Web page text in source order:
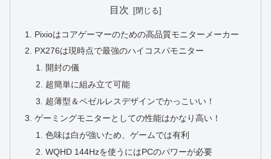
目次
Pixioはコアゲーマーのための高品質モニターメーカー
PX276は現時点で最強のハイコスパモニター
開封の儀
超簡単に組み立て可能
超薄型＆ベゼルレスデザインでかっこいい！
ゲーミングモニターとしての性能はかなり高い！
色味は白が強いため、ゲームでは有利
WQHD 144Hzを使うにはPCのパワーが必要